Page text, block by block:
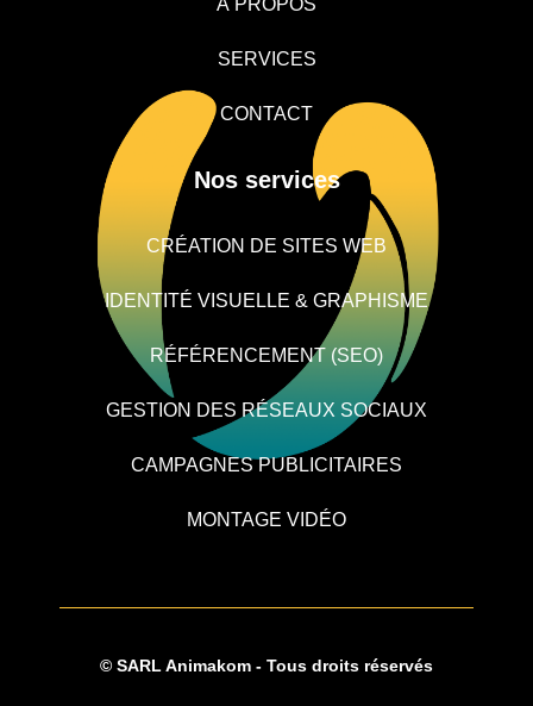
SERVICES
CONTACT
Nos services
CRÉATION DE SITES WEB
IDENTITÉ VISUELLE & GRAPHISME
RÉFÉRENCEMENT (SEO)
GESTION DES RÉSEAUX SOCIAUX
CAMPAGNES PUBLICITAIRES
MONTAGE VIDÉO
© SARL Animakom - Tous droits réservés